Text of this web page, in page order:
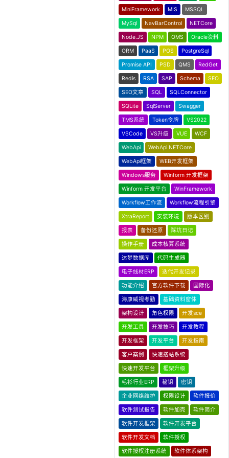
MiniFramework MIS MSSQL
MySql NavBarControl NETCore
Node.JS NPM OMS Oracle资料
ORM PaaS POS PostgreSql
Promise API PSD QMS RedGet
Redis RSA SAP Schema SEO
SEO文章 SQL SQLConnector
SQLite SqlServer Swagger
TMS系统 Token令牌 VS2022
VSCode VS升级 VUE WCF
WebApi WebApi NETCore
WebApi框架 WEB开发框架
Windows服务 Winform 开发框架
Winform 开发平台 WinFramework
Workflow工作流 Workflow流程引擎
XtraReport 安装环境 版本区别
报表 备份还原 踩坑日记
操作手册 成本核算系统
达梦数据库 代码生成器
电子线材ERP 迭代开发记录
功能介绍 官方软件下载 国际化
海康威视考勤 基础资料窗体
架构设计 角色权限 开发sce
开发工具 开发技巧 开发教程
开发框架 开发平台 开发指南
客户案例 快速搭站系统
快速开发平台 框架升级
毛衫行业ERP 秘钥 密钥
企业网络维护 权限设计 软件报价
软件测试报告 软件加壳 软件简介
软件开发框架 软件开发平台
软件开发文档 软件授权
软件授权注册系统 软件体系架构